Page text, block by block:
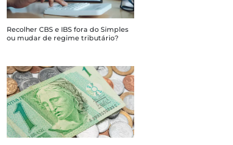
Recolher CBS e IBS fora do Simples
ou mudar de regime tributário?